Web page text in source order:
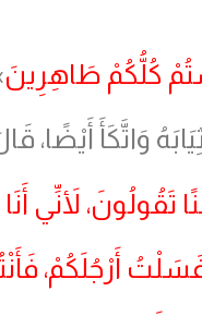
كُلُّكُمْ طَاهِرِينَ
وَاتَّكَأَ أَيْضًا،
تَقُولُونَ، لأَنِّي
غَسَلْتُ